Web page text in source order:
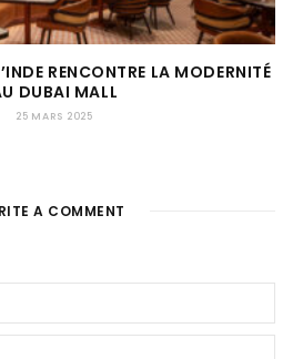
RENCONTRE LA MODERNITÉ
DUBAI MALL
25 MARS 2025
A COMMENT